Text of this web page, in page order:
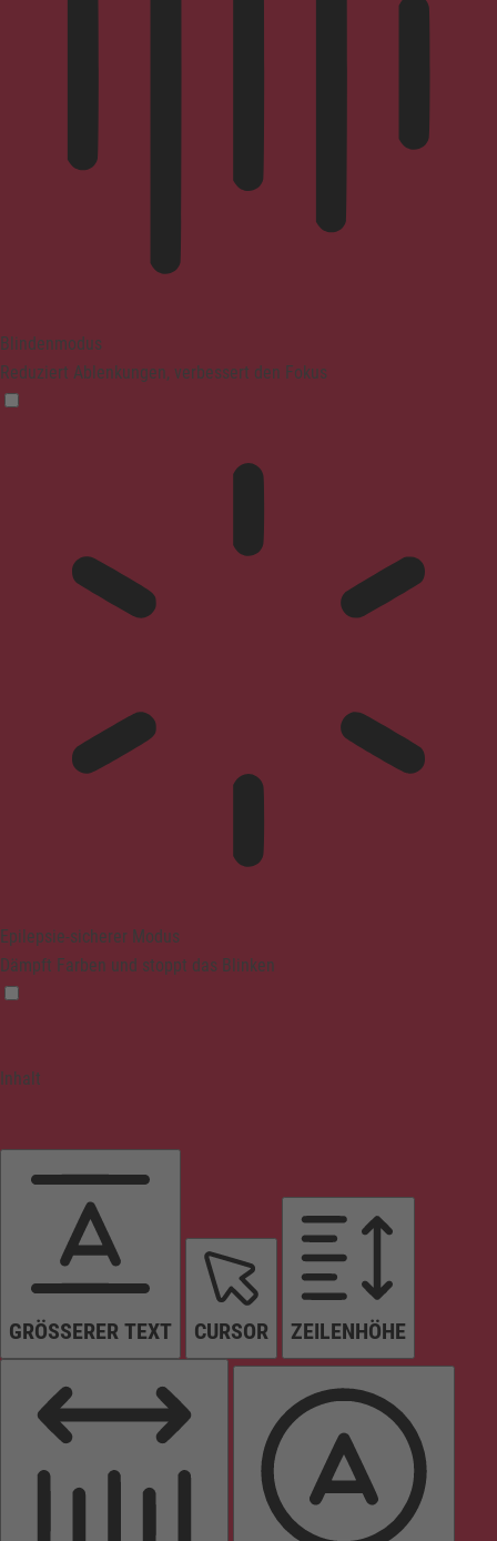
Blindenmodus
Reduziert Ablenkungen, verbessert den Fokus
Epilepsie-sicherer Modus
Dämpft Farben und stoppt das Blinken
Inhalt
GRÖSSERER TEXT CURSOR ZEILENHÖHE